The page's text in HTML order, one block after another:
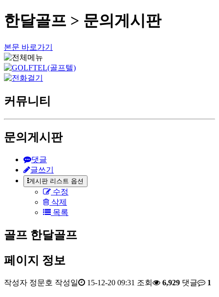
한달골프 > 문의게시판
본문 바로가기
커뮤니티
문의게시판
댓글
글쓰기
게시판 리스트 옵션
수정
삭제
목록
골프 한달골프
페이지 정보
작성자 정문호 작성일 15-12-20 09:31 조회 6,929 댓글 1